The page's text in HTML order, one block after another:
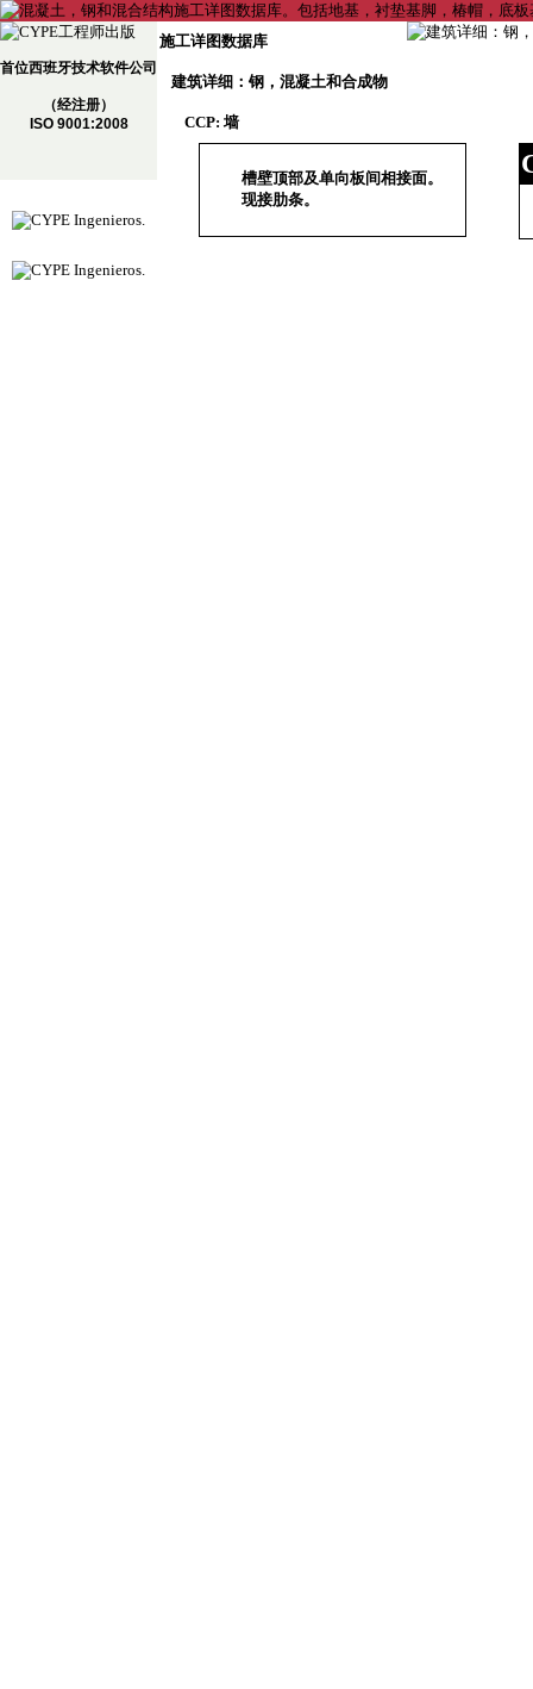
首位西班牙技术软件公司
（经注册）
ISO 9001:2008
施工详图数据库
建筑详细：钢，混凝土和合成物
CCP: 墙
槽壁顶部及单向板间相接面。
现接肋条。